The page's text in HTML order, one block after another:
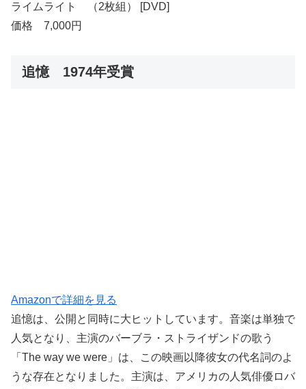
ライムライト （2枚組） [DVD]
価格 7,000円
追憶 1974年受賞
Amazonで詳細を見る
追憶は、公開と同時に大ヒットしています。音楽は単独で
人気となり、主演のバーブラ・ストライザンドの歌う
「The way we were」は、この映画以降彼女の代名詞のよ
うな存在となりました。主演は、アメリカの人気俳優ロバ